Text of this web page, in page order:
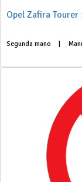
Opel Zafira Tourer
Segunda mano